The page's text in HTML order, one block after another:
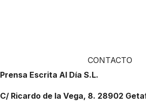
CONTACTO
Prensa Escrita Al Día S.L.
C/ Ricardo de la Vega, 8. 28902